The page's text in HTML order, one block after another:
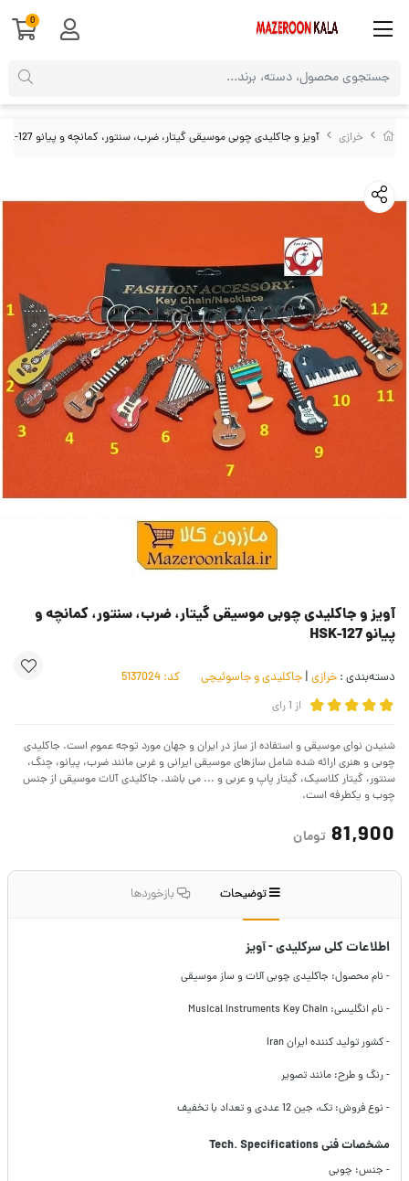
خرازی آویز و جاکلیدی چوبی موسیقی گیتار، ضرب، سنتور، کمانچه و پیانو HSK-127
آویز و جاکلیدی چوبی موسیقی گیتار، ضرب، سنتور، کمانچه و
پیانو HSK-127
دسته‌بندی : خرازی | جاکلیدی و جاسوئیچی کد:
از 1رای
شنیدن نوای موسیقی و استفاده از ساز در ایران و جهان مورد توجه عموم است. جاکلیدی
چوبی و هنری ارائه شده شامل سازهای موسیقی ایرانی و غربی مانند ضرب، پیانو، چنگ،
سنتور، گیتار کلاسیک، گیتار پاپ و عربی و ... می باشد. جاکلیدی آلات موسیقی از جنس
چوب و یکطرفه است.
81,900 تومان
توضیحات بازخوردها
اطلاعات کلی سرکلیدی - آویز
- نام محصول: جاکلیدی چوبی آلات و ساز موسیقی
- نام انگلیسی: Musical Instruments Key Chain
- کشور تولید کننده ایران Iran
- رنگ و طرح: مانند تصویر
- نوع فروش: تک، جین 12 عددی و تعداد با تخفیف
مشخصات فنی Tech. Specifications
- جنس: چوبی
0